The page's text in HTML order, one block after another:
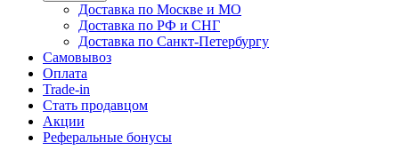
Доставка по Москве и МО
Доставка по РФ и СНГ
Доставка по Санкт-Петербургу
Самовывоз
Оплата
Trade-in
Стать продавцом
Акции
Реферальные бонусы